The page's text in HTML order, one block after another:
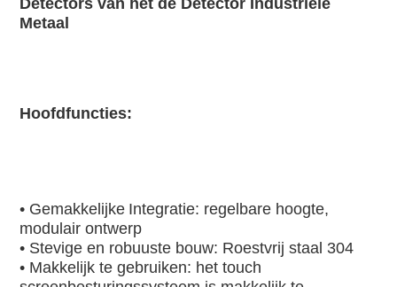
Detectors van het de Detector Industriële
Metaal
Hoofdfuncties:
• Gemakkelijke Integratie: regelbare hoogte,
modulair ontwerp
• Stevige en robuuste bouw: Roestvrij staal 304
• Makkelijk te gebruiken: het touch